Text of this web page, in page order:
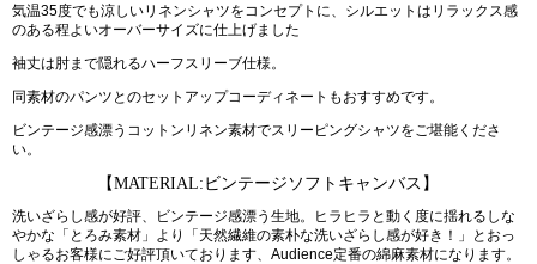
気温35度でも涼しいリネンシャツをコンセプトに、シルエットはリラックス感
のある程よいオーバーサイズに仕上げました
袖丈は肘まで隠れるハーフスリーブ仕様。
同素材のパンツとのセットアップコーディネートもおすすめです。
ビンテージ感漂うコットンリネン素材でスリーピングシャツをご堪能くださ
い。
【MATERIAL:ビンテージソフトキャンバス】
洗いざらし感が好評、ビンテージ感漂う生地。ヒラヒラと動く度に揺れるしな
やかな「とろみ素材」より「天然繊維の素朴な洗いざらし感が好き！」とおっ
しゃるお客様にご好評頂いております、Audience定番の綿麻素材になります。